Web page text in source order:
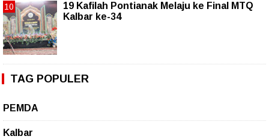
19 Kafilah Pontianak Melaju ke Final MTQ
Kalbar ke-34
TAG POPULER
PEMDA
Kalbar